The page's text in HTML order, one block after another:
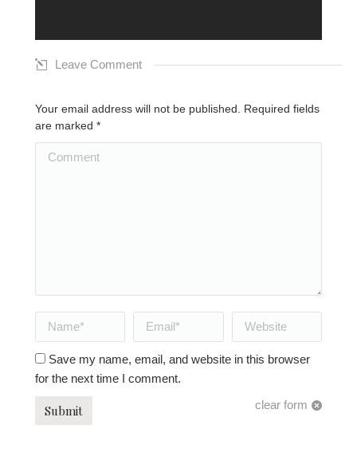
Leave Comment
Your email address will not be published. Required fields
are marked *
Comment
Name * Email * Website
Save my name, email, and website in this browser
for the next time I comment.
clear form
Submit